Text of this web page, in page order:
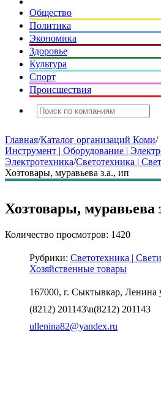
Общество
Политика
Экономика
Здоровье
Культура
Спорт
Происшествия
Главная/Каталог организаций Коми/
Инструмент | Оборудование |
Электротехника/Светотехника |
Хозтовары, муравьева з.а., ип
Хозтовары, муравьева
Количество просмотров: 1420
Рубрики: Светотехника |
Хозяйственные товары
167000, г. Сыктывкар, Ленина
(8212) 201143\n(8212) 201143
ullenina82@yandex.ru